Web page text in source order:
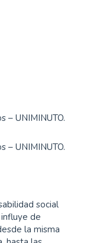
– UNIMINUTO.
– UNIMINUTO.
social
de
la misma